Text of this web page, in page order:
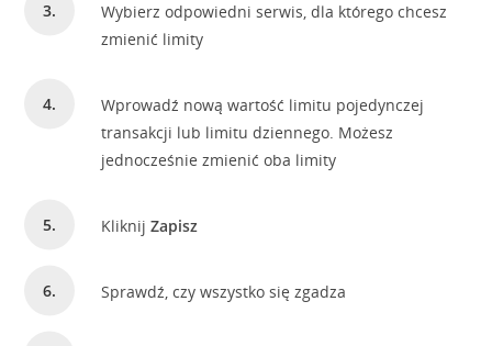
Wybierz odpowiedni serwis, dla którego chcesz
zmienić limity
Wprowadź nową wartość limitu pojedynczej
transakcji lub limitu dziennego. Możesz
jednocześnie zmienić oba limity
KliknijZapisz
Sprawdź, czy wszystko się zgadza